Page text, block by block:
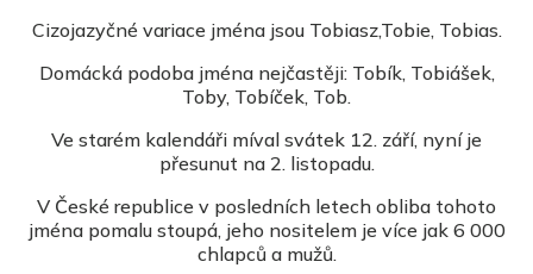
Cizojazyčné variace jména jsou Tobiasz,Tobie, Tobias.
Domácká podoba jména nejčastěji: Tobík, Tobiášek,
Toby, Tobíček, Tob.
Ve starém kalendáři míval svátek 12. září, nyní je
přesunut na 2. listopadu.
V České republice v posledních letech obliba tohoto
jména pomalu stoupá, jeho nositelem je více jak 6 000
chlapců a mužů.